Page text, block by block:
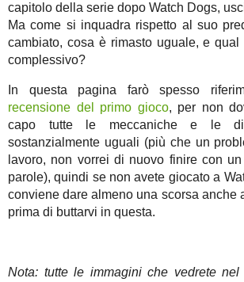
capitolo della serie dopo Watch Dogs,
Ma come si inquadra rispetto al suo
cambiato, cosa è rimasto uguale, e
complessivo?
In questa pagina farò spesso
recensione del primo gioco, per non
capo tutte le meccaniche e le
sostanzialmente uguali (più che un
lavoro, non vorrei di nuovo finire con
parole), quindi se non avete giocato a
conviene dare almeno una scorsa anche
prima di buttarvi in questa.
Nota: tutte le immagini che vedrete nel